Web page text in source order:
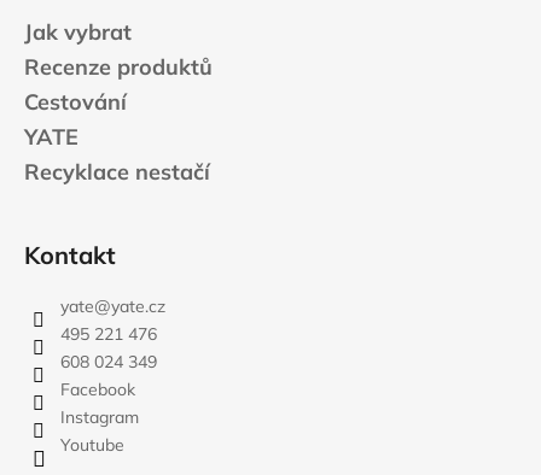
Jak vybrat
Recenze produktů
Cestování
YATE
Recyklace nestačí
Kontakt
yate@yate.cz
495 221 476
608 024 349
Facebook
Instagram
Youtube